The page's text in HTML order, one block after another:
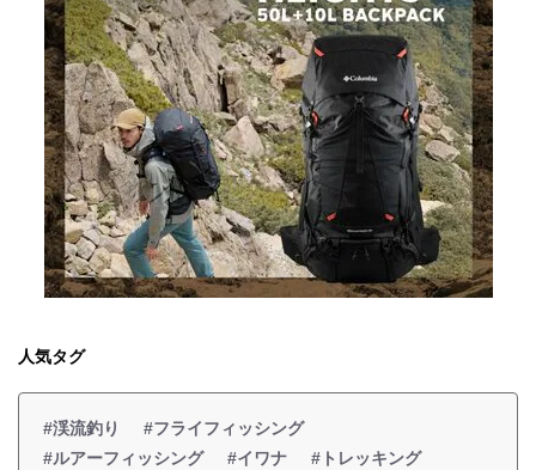
人気タグ
#渓流釣り
#フライフィッシング
#ルアーフィッシング
#イワナ
#トレッキング